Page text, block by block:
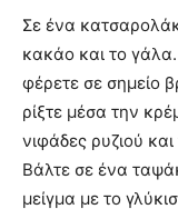
Σε ένα
κακάο και το
φέρετε σε σημείο
ρίξτε μέσα την
νιφάδες ρυζιού
Βάλτε σε ένα
μείγμα με το